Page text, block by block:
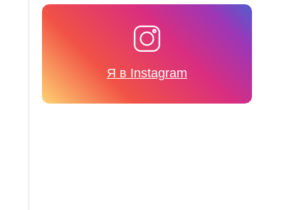
Я в Instagram